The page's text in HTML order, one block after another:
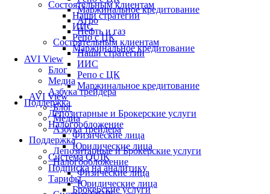
Состоятельным клиентам
Наши стратегии
ИИС
Репо с ЦК
Маржинальное кредитование
AVI View
Блог
Медиа
Азбука трейдера
Поддержка
Депозитарные и Брокерские услуги
Налогообложение
Физические лица
Юридические лица
Система QUIK
Подписка на аналитику
Тарифы
Брокерские услуги
Маржинальное кредитование
Агро
Нефть и газ
Состоятельным клиентам
Наши стратегии
ИИС
Репо с ЦК
Маржинальное кредитование
AVI View
Блог
Медиа
Азбука трейдера
Поддержка
Депозитарные и Брокерские услуги
Налогообложение
Физические лица
Юридические лица